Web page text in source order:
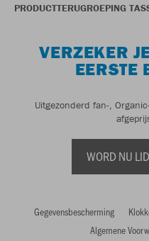
PRODUCTTERUGROEPING
VERZEKER
EERSTE
Uitgezonderd fan-,
WORD NU
Gegevensbescherming
Algemene